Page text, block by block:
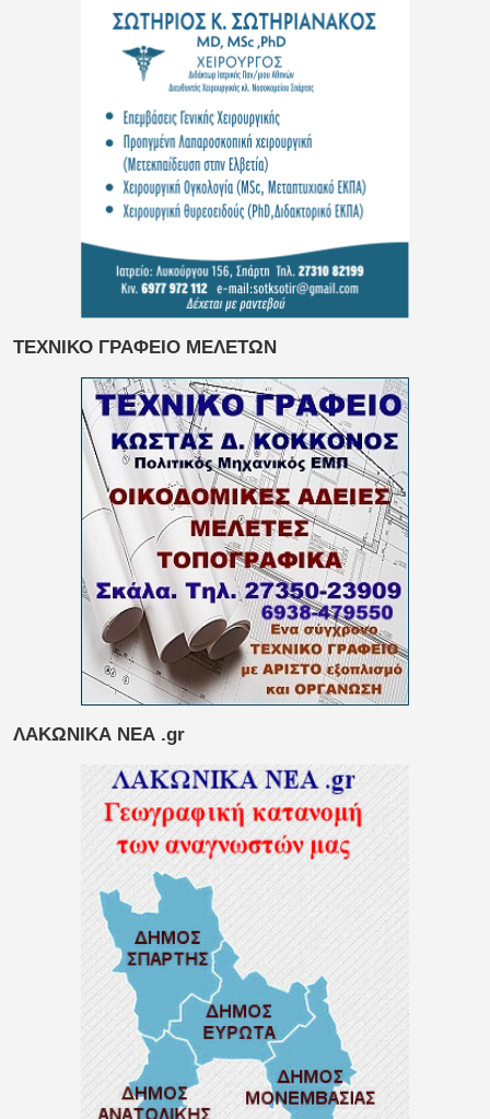
ΤΕΧΝΙΚΟ ΓΡΑΦΕΙΟ ΜΕΛΕΤΩΝ
ΛΑΚΩΝΙΚΑ ΝΕΑ .gr